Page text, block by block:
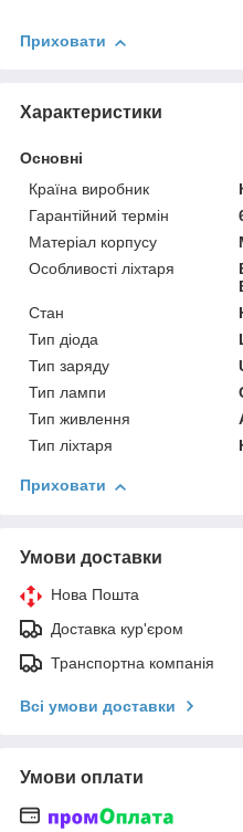
Приховати
Характеристики
Основні
Країна виробник
Гарантійний термін
Матеріал корпусу
Особливості ліхтаря
Стан
Тип діода
Тип заряду
Тип лампи
Тип живлення
Тип ліхтаря
Приховати
Умови доставки
Нова Пошта
Доставка кур'єром
Транспортна компанія
Всі умови доставки
Умови оплати